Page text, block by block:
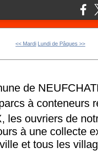
<< Mardi Lundi de Pâques >>
de
à conteneurs
les ouvriers de
à une collecte
et tous les